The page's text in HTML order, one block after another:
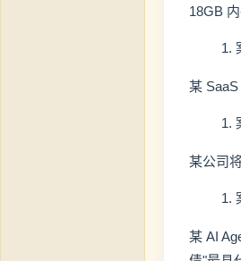
18GB
某
某公司
某 AI